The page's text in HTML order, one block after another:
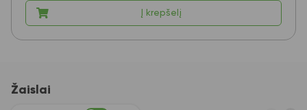
Į krepšelį
Žaislai